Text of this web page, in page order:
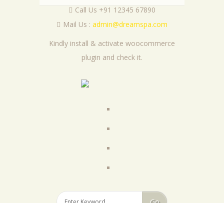
Call Us +91 12345 67890
Mail Us : admin@dreamspa.com
Kindly install & activate woocommerce
plugin and check it.